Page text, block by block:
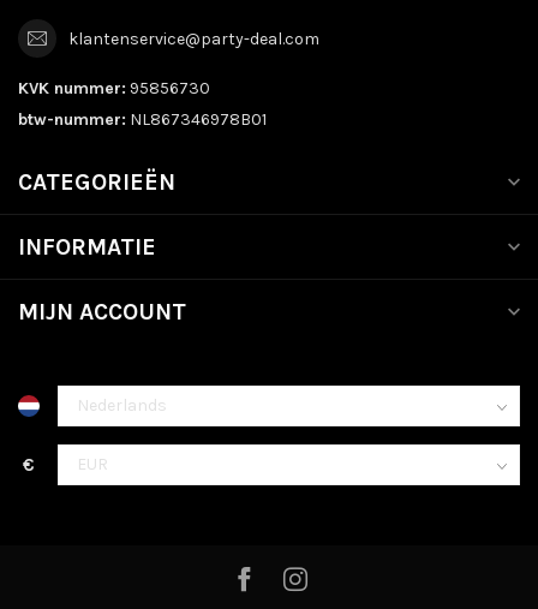
klantenservice@party-deal.com
KVK nummer: 95856730
btw-nummer: NL867346978B01
CATEGORIEËN
INFORMATIE
MIJN ACCOUNT
€